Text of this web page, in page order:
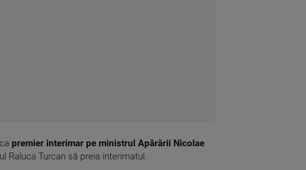
premier interimar pe ministrul Apărării Nicolae
Raluca Turcan să preia interimatul.